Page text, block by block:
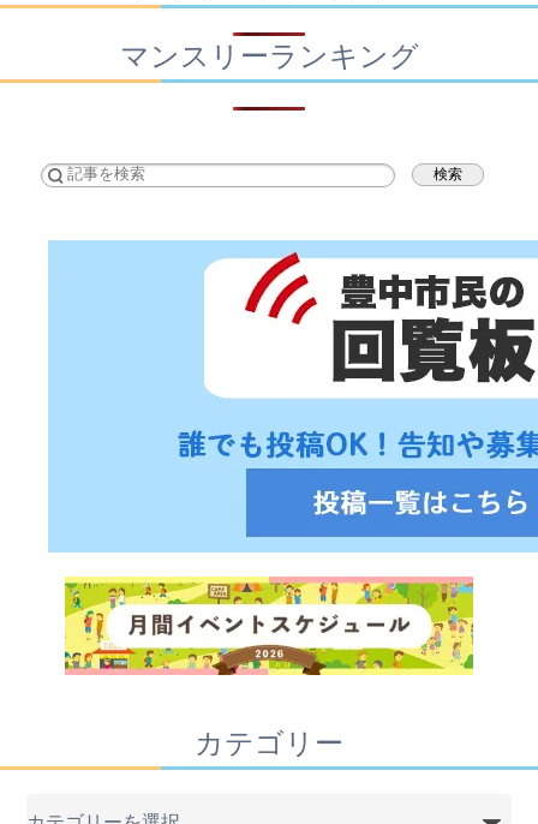
マンスリーランキング
検索
カテゴリー